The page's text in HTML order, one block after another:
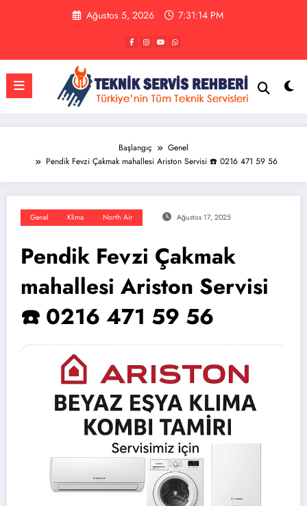
Ağustos 5, 2026 7:31:15 PM
Başlangıç
Genel
Pendik Fevzi Çakmak mahallesi Ariston Servisi ☎️ 0216 471 59 56
Genel Klima North Air Ağustos 17, 2025
Pendik Fevzi Çakmak
mahallesi Ariston Servisi
☎️ 0216 471 59 56